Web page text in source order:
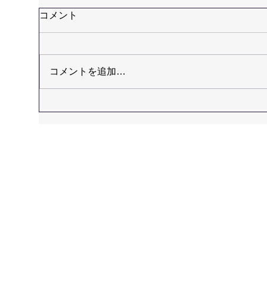
コメント
コメントを追加…